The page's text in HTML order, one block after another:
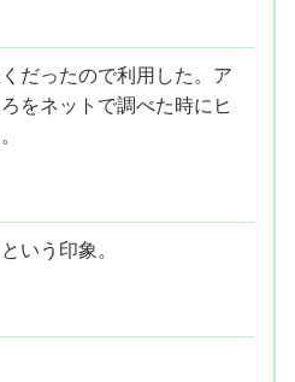
だったので利用した。ア
をネットで調べた時にヒ
いう印象。